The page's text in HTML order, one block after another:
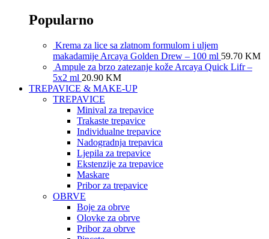
Popularno
Krema za lice sa zlatnom formulom i uljem
makadamije Arcaya Golden Drew – 100 ml 59.70 KM
Ampule za brzo zatezanje kože Arcaya Quick Lifr –
5x2 ml 20.90 KM
TREPAVICE & MAKE-UP
TREPAVICE
Minival za trepavice
Trakaste trepavice
Individualne trepavice
Nadogradnja trepavica
Ljepila za trepavice
Ekstenzije za trepavice
Maskare
Pribor za trepavice
OBRVE
Boje za obrve
Olovke za obrve
Pribor za obrve